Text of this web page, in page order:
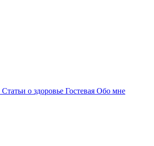
Статьи о здоровье Гостевая Обо мне